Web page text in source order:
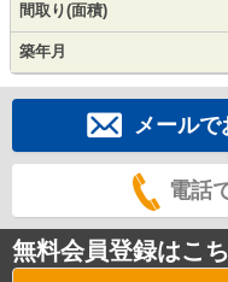
間取り(面積)
築年月
メールで
電話
無料会員登録はこ